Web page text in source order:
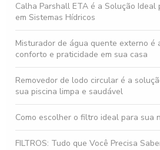
Calha Parshall ETA é a Solução Ideal
em Sistemas Hídricos
Misturador de água quente externo é
conforto e praticidade em sua casa
Removedor de lodo circular é a
sua piscina limpa e saudável
Como escolher o filtro ideal para sua
FILTROS: Tudo que Você Precisa